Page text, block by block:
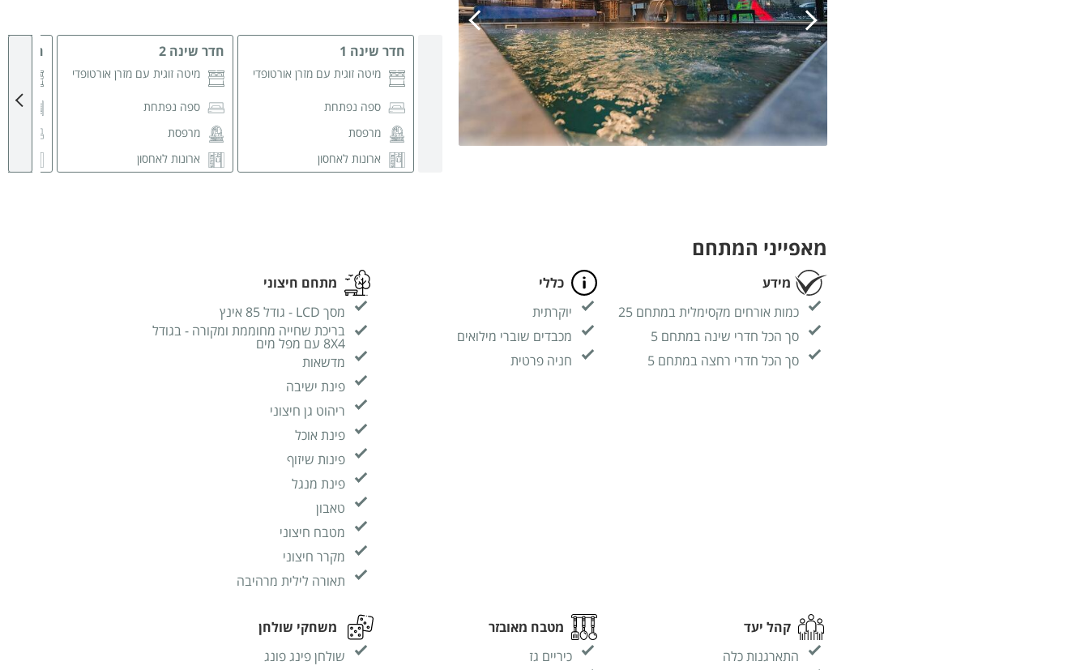
חדר שינה 1
מיטה זוגית עם מזרן אורטופדי
ספה נפתחת
מרפסת
ארונות לאחסון
חדר שינה 2
מיטה זוגית עם מזרן אורטופדי
ספה נפתחת
מרפסת
ארונות לאחסון
חדר
מאפייני המתחם
מידע
כמות אורחים מקסימלית במתחם 25
סך הכל חדרי שינה במתחם 5
סך הכל חדרי רחצה במתחם 5
כללי
יוקרתית
מכבדים שוברי מילואים
חניה פרטית
מתחם חיצוני
מסך LCD - גודל 85 אינץ
בריכת שחייה מחוממת ומקורה - בגודל
8X4 עם מפל מים
מדשאות
פינת ישיבה
ריהוט גן חיצוני
פינת אוכל
פינות שיזוף
פינת מנגל
טאבון
מטבח חיצוני
מקרר חיצוני
תאורה לילית מרהיבה
קהל יעד
התארגנות כלה
מטבח מאובזר
כיריים גז
משחקי שולחן
שולחן פינג פונג